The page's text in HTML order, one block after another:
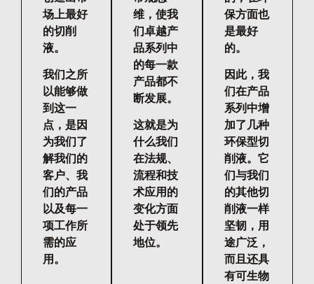
场上最好
的切削
液。
我们之所
以能够做
到这一
点，是因
为我们了
解我们的
客户、我
们的产品
以及每一
项工作所
需的应
用。
维，使我
们卓越产
品系列中
的每一款
产品都不
断发展。
这就是为
什么我们
在法规、
流程和技
术应用的
变化方面
处于领先
地位。
保方面也
是最好
的。
因此，我
们在产品
系列中增
加了几种
环保型切
削液。它
们与我们
的其他切
削液一样
坚韧，用
途广泛，
而且还具
有可生物